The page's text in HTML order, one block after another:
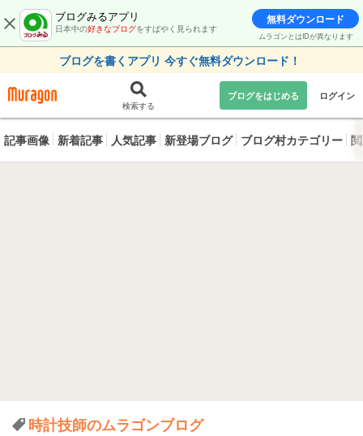
ブログみるアプリ
日本中の好きなブログをすばやく見られます
無料ダウンロード
ムラゴンとはIDが異なります
ブログを書くアプリ 今すぐ無料ダウンロード！
検索する
ブログをはじめる ログイン
記事画像 新着記事 人気記事 新登場ブログ ブログ村カテゴリー
時計技師のムラゴンブログ